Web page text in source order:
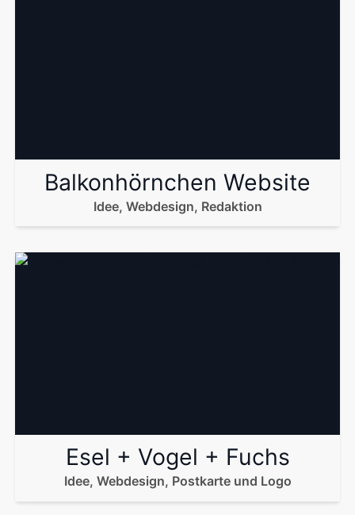
Balkonhörnchen Website
Idee, Webdesign, Redaktion
Esel + Vogel + Fuchs
Idee, Webdesign, Postkarte und Logo